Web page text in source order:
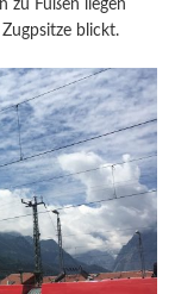
zu Füßen liegen
blickt.